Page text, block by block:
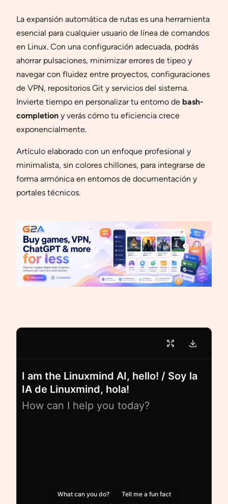
La expansión automática de rutas es una herramienta
esencial para cualquier usuario de línea de comandos
en Linux. Con una configuración adecuada, podrás
ahorrar pulsaciones, minimizar errores de tipeo y
navegar con fluidez entre proyectos, configuraciones
de VPN, repositorios Git y servicios del sistema.
Invierte tiempo en personalizar tu entorno de bash-
completion y verás cómo tu eficiencia crece
exponencialmente.
Artículo elaborado con un enfoque profesional y
minimalista, sin colores chillones, para integrarse de
forma armónica en entornos de documentación y
portales técnicos.
I am the Linuxmind AI, hello! / Soy la
IA de Linuxmind, hola!
How can I help you today?
What can you do?
Tell me a fun fact